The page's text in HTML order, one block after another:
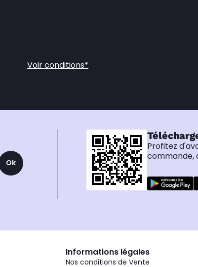
Voir conditions*
Ok
Profitez
commande,
Informations légales
Nos conditions de Vente